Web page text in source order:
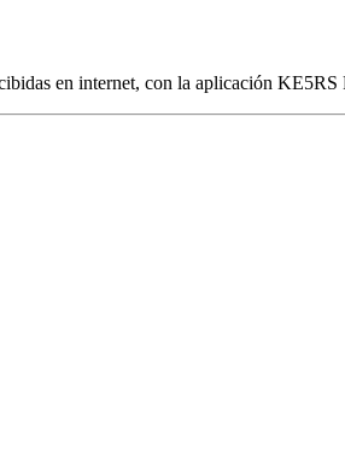
en internet, con la aplicación KE5RS